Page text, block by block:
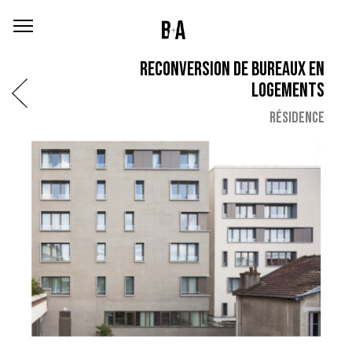
RECONVERSION DE BUREAUX EN
LOGEMENTS
RÉSIDENCE